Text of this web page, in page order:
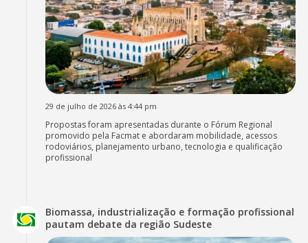
29 de julho de 2026 às 4:44 pm
Propostas foram apresentadas durante o Fórum Regional
promovido pela Facmat e abordaram mobilidade, acessos
rodoviários, planejamento urbano, tecnologia e qualificação
profissional
Biomassa, industrialização e formação profissional
pautam debate da região Sudeste